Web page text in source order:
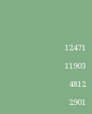
12471
11903
4812
2901